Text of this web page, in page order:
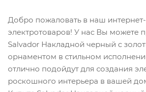
Добро пожаловать в наш
электротоваров! У нас Вы можете
Salvador Накладной черный с
орнаментом в стильном
отлично подойдут для создания
роскошного интерьера в вашей